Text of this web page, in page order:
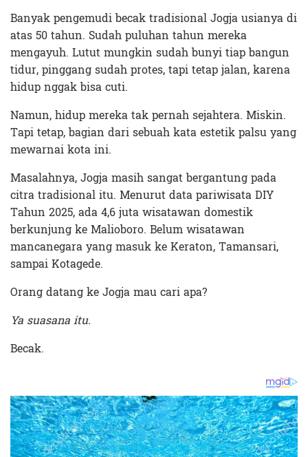
Banyak pengemudi becak tradisional Jogja usianya di
atas 50 tahun. Sudah puluhan tahun mereka
mengayuh. Lutut mungkin sudah bunyi tiap bangun
tidur, pinggang sudah protes, tapi tetap jalan, karena
hidup nggak bisa cuti.
Namun, hidup mereka tak pernah sejahtera. Miskin.
Tapi tetap, bagian dari sebuah kata estetik palsu yang
mewarnai kota ini.
Masalahnya, Jogja masih sangat bergantung pada
citra tradisional itu. Menurut data pariwisata DIY
Tahun 2025, ada 4,6 juta wisatawan domestik
berkunjung ke Malioboro. Belum wisatawan
mancanegara yang masuk ke Keraton, Tamansari,
sampai Kotagede.
Orang datang ke Jogja mau cari apa?
Ya suasana itu.
Becak.